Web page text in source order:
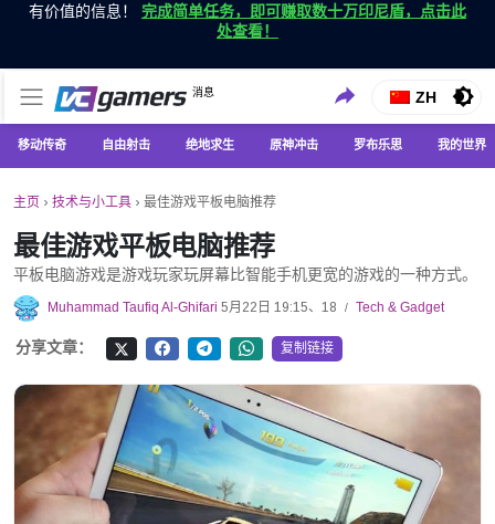
有价值的信息！ 完成简单任务，即可赚取数十万印尼盾，点击此
处查看！
VC游戏新闻
消息
仅在 VCGamers 获取最新的游戏新闻
ZH
移动传奇 自由射击 绝地求生 原神冲击 罗布乐思 我的世界
主页 › 技术与小工具 › 最佳游戏平板电脑推荐
最佳游戏平板电脑推荐
平板电脑游戏是游戏玩家玩屏幕比智能手机更宽的游戏的一种方式。
Muhammad Taufiq Al-Ghifari 5月22日 19:15、18 / Tech & Gadget
分享文章： 复制链接